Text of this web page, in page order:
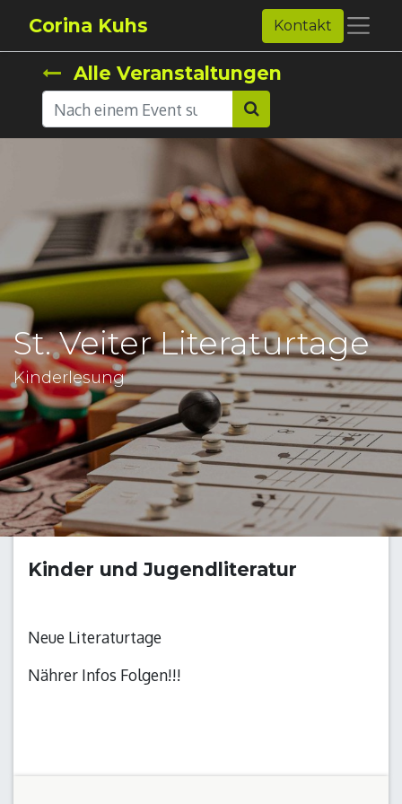
Corina Kuhs Kontakt
Alle Veranstaltungen
St. Veiter Literaturtage
Kinderlesung
Kinder und Jugendliteratur
Neue Literaturtage
Nährer Infos Folgen!!!